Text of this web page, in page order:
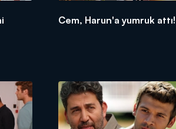
Cem, Harun'a yumruk attı!